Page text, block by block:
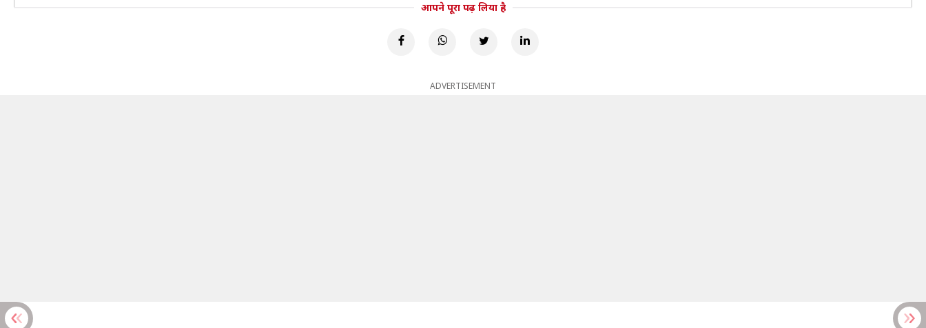
आपने पूरा पढ़ लिया है
ADVERTISEMENT